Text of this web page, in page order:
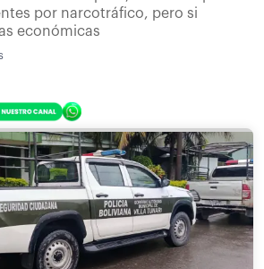
por narcotráfico, pero si
económicas